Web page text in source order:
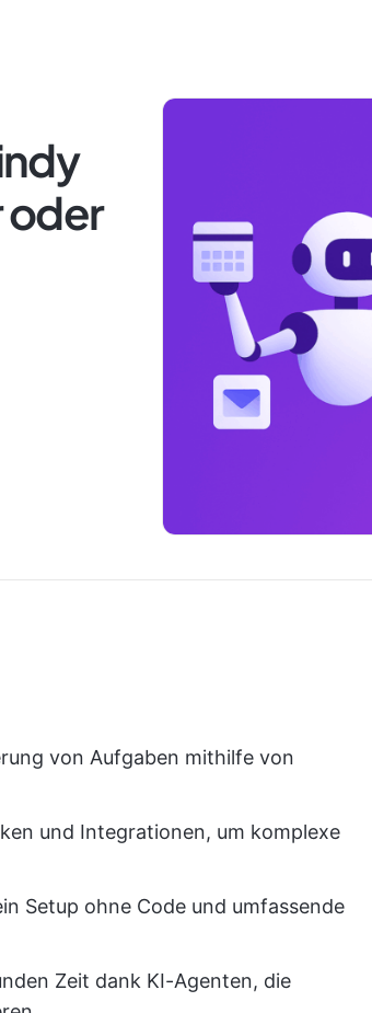
oder
von Aufgaben mithilfe von
und Integrationen, um komplexe
Setup ohne Code und umfassende
Zeit dank KI-Agenten, die